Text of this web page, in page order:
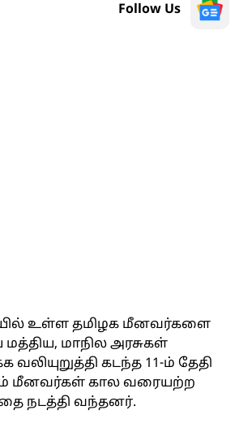
Follow Us
உள்ள தமிழக மீனவர்களை
மாநில அரசுகள்
வலியுறுத்தி கடந்த 11-ம் தேதி
மீனவர்கள் கால வரையற்ற
நடத்தி வந்தனர்.